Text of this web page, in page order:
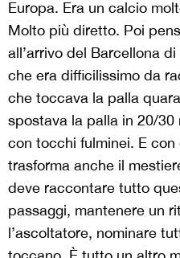
Europa. Era un calcio
Molto più diretto. Poi
all’arrivo del Barcellona
che era difficilissimo da
che toccava la palla
spostava la palla in 20/
con tocchi fulminei. E
trasforma anche il
deve raccontare tutto
passaggi, mantenere un
l’ascoltatore, nominare